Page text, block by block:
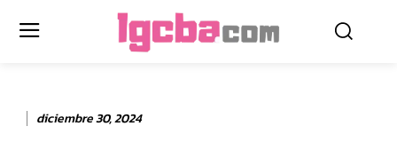
diciembre 30, 2024